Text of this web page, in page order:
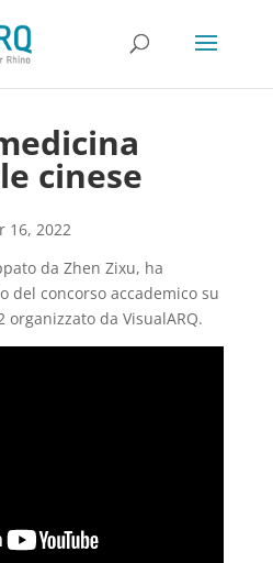
cinese
16, 2022
da Zhen Zixu, ha
del concorso accademico su
organizzato da VisualARQ.